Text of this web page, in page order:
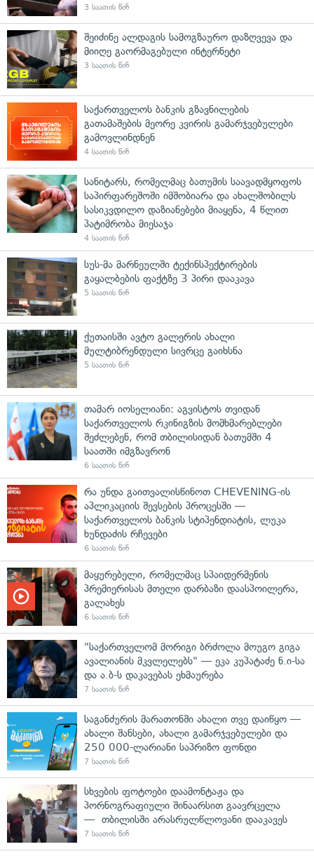
3 საათის წინ
შეიძინე ალდაგის სამოგზაურო დაზღვევა და
მიიღე გაორმაგებული ინტერნეტი
3 საათის წინ
საქართველოს ბანკის გზავნილების
გათამაშების მეორე კვირის გამარჯვებულები
გამოვლინდნენ
4 საათის წინ
სანიტარს, რომელმაც ბათუმის საავადმყოფოს
საპირფარეშოში იმშობიარა და ახალშობილს
სასიკვდილო დაზიანებები მიაყენა, 4 წლით
პატიმრობა მიესაჯა
4 საათის წინ
სუს-მა მარნეულში ტექინსპექტირების
გაყალბების ფაქტზე 3 პირი დააკავა
5 საათის წინ
ქუთაისში ავტო გალერის ახალი
მულტიბრენდული სივრცე გაიხსნა
5 საათის წინ
თამარ იოსელიანი: აგვისტოს თვიდან
საქართველოს რკინიგზის მომხმარებლები
შეძლებენ, რომ თბილისიდან ბათუმში 4
საათში იმგზავრონ
6 საათის წინ
რა უნდა გაითვალისწინოთ CHEVENING-ის
აპლიკაციის შევსების პროცესში —
საქართველოს ბანკის სტიპენდიატის, ლუკა
ხუნდაძის რჩევები
6 საათის წინ
მაყურებელი, რომელმაც სპაიდერმენის
პრემიერისას მთელი დარბაზი დაასპოილერა,
გალახეს
6 საათის წინ
"საქართველომ მორიგი ბრძოლა მოუგო გიგა
ავალიანის მკვლელებს" — ეკა კუპატაძე ნ.ი-სა
და ა.ბ-ს დაკავებას ეხმაურება
7 საათის წინ
საგანძურის მარათონში ახალი თვე დაიწყო —
ახალი შანსები, ახალი გამარჯვებულები და
250 000-ლარიანი საპრიზო ფონდი
7 საათის წინ
სხვების ფოტოები დაამონტაჟა და
პორნოგრაფიული შინაარსით გაავრცელა
— თბილისში არასრულწლოვანი დააკავეს
7 საათის წინ